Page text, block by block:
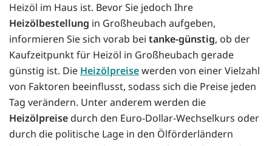
Heizöl im Haus ist. Bevor Sie jedoch Ihre
Heizölbestellung in Großheubach aufgeben,
informieren Sie sich vorab bei tanke-günstig, ob der
Kaufzeitpunkt für Heizöl in Großheubach gerade
günstig ist. Die Heizölpreisewerden von einer Vielzahl
von Faktoren beeinflusst, sodass sich die Preise jeden
Tag verändern. Unter anderem werden die
Heizölpreise durch den Euro-Dollar-Wechselkurs oder
durch die politische Lage in den Ölförderländern